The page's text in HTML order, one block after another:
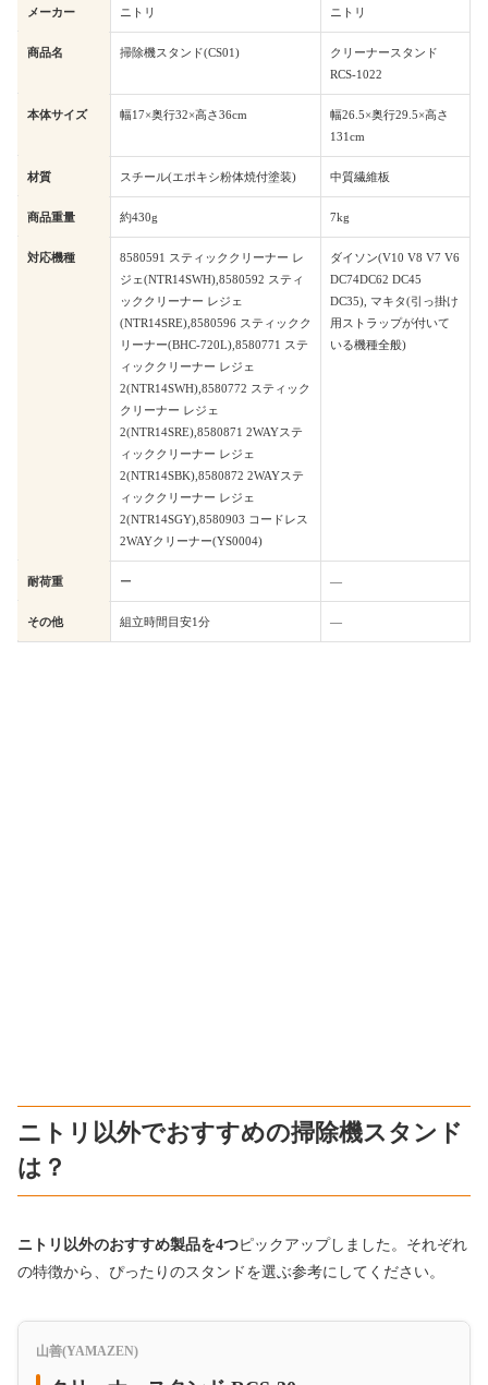
メーカー ニトリ ニトリ
商品名 掃除機スタンド(CS01)
クリーナースタンド
RCS-1022
本体サイズ 幅17×奥行32×高さ36cm
幅26.5×奥行29.5×高さ
131cm
材質 スチール(エポキシ粉体焼付塗装) 中質繊維板
商品重量 約430g 7kg
対応機種
8580591 スティッククリーナー レ
ジェ(NTR14SWH),8580592 スティ
ッククリーナー レジェ
(NTR14SRE),8580596 スティックク
リーナー(BHC-720L),8580771 ステ
ィッククリーナー レジェ
2(NTR14SWH),8580772 スティック
クリーナー レジェ
2(NTR14SRE),8580871 2WAYステ
ィッククリーナー レジェ
2(NTR14SBK),8580872 2WAYステ
ィッククリーナー レジェ
2(NTR14SGY),8580903 コードレス
2WAYクリーナー(YS0004)
ダイソン(V10 V8 V7 V6
DC74DC62 DC45
DC35), マキタ(引っ掛け
用ストラップが付いて
いる機種全般)
耐荷重 ー ―
その他 組立時間目安1分 ―
ニトリ以外でおすすめの掃除機スタンド
は？
ニトリ以外のおすすめ製品を4つピックアップしました。それぞれ
の特徴から、ぴったりのスタンドを選ぶ参考にしてください。
山善(YAMAZEN)